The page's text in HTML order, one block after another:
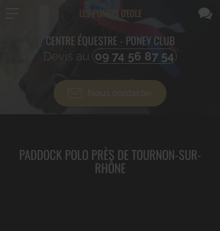
CENTRE ÉQUESTRE - PONEY CLUB
Devis au 09 74 56 87 54
Nous contacter
PADDOCK POLO PRÈS DE TOURNON-SUR-
RHÔNE
LES PONEYS D'EOLE